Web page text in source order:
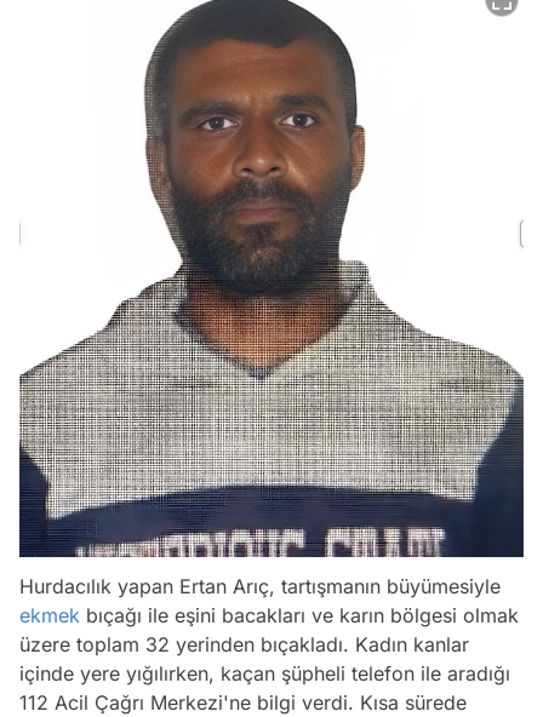
Hurdacılık yapan Ertan Arıç, tartışmanın büyümesiyle
ekmek bıçağı ile eşini bacakları ve karın bölgesi olmak
üzere toplam 32 yerinden bıçakladı. Kadın kanlar
içinde yere yığılırken, kaçan şüpheli telefon ile aradığı
112 Acil Çağrı Merkezi'ne bilgi verdi. Kısa sürede